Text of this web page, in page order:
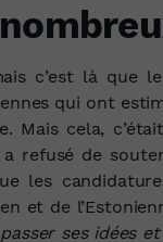
c’est là que
qui ont
Mais cela,
a refusé de
les
et de
ses idées